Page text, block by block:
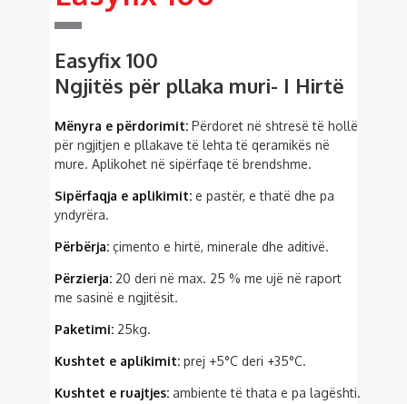
Easyfix 100
Ngjitës për pllaka muri- I Hirtë
Mënyra e përdorimit: Përdoret në shtresë të hollë
për ngjitjen e pllakave të lehta të qeramikës në
mure. Aplikohet në sipërfaqe të brendshme.
Sipërfaqja e aplikimit: e pastër, e thatë dhe pa
yndyrëra.
Përbërja: çimento e hirtë, minerale dhe aditivë.
Përzierja: 20 deri në max. 25 % me ujë në raport
me sasinë e ngjitësit.
Paketimi: 25kg.
Kushtet e aplikimit: prej +5°C deri +35°C.
Kushtet e ruajtjes: ambiente të thata e pa lagështi.